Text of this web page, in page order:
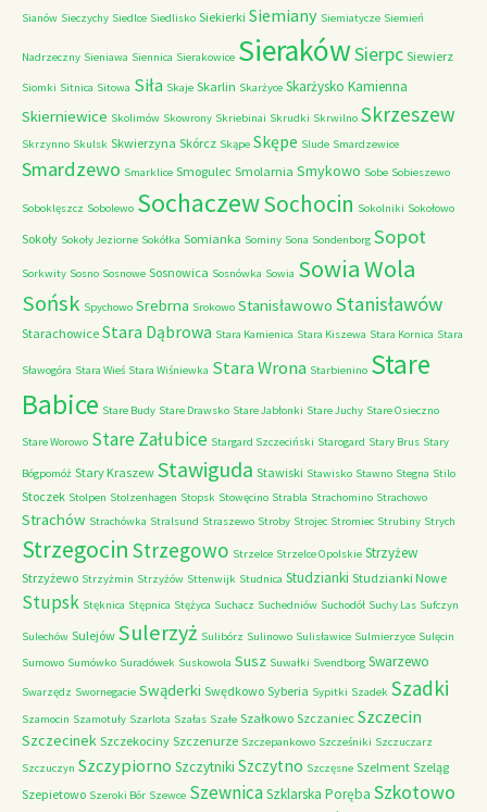
Sianów Sieczychy Siedlce Siedlisko Siekierki Siemiany Siemiatycze Siemień
Nadrzeczny Sieniawa Siennica Sierakowice SierakówSierpc Siewierz
Siomki Sitnica Sitowa Siła Skaje Skarlin Skarżyce Skarżysko Kamienna
Skierniewice Skolimów Skowrony Skriebinai Skrudki Skrwilno Skrzeszew
Skrzynno Skulsk Skwierzyna Skórcz Skąpe Skępe Slude Smardzewice
Smardzewo Smarklice Smogulec Smolarnia Smykowo Sobe Sobieszewo
Soboklęszcz Sobolewo SochaczewSochocin Sokolniki Sokołowo
Sokoły Sokoły Jeziorne Sokółka Somianka Sominy Sona Sondenborg Sopot
Sorkwity Sosno Sosnowe Sosnowica Sosnówka Sowia Sowia Wola
Sońsk Spychowo Srebrna Srokowo Stanisławowo Stanisławów
Starachowice Stara Dąbrowa Stara Kamienica Stara Kiszewa Stara Kornica Stara
Sławogóra Stara Wieś Stara Wiśniewka Stara Wrona Starbienino Stare
Babice Stare Budy Stare Drawsko Stare Jabłonki Stare Juchy Stare Osieczno
Stare Worowo Stare Załubice Stargard Szczeciński Starogard Stary Brus Stary
Bógpomóż Stary Kraszew Stawiguda Stawiski Stawisko Stawno Stegna Stilo
Stoczek Stolpen Stolzenhagen Stopsk Stowęcino Strabla Strachomino Strachowo
Strachów Strachówka Stralsund Straszewo Stroby Strojec Stromiec Strubiny Strych
Strzegocin Strzegowo Strzelce Strzelce Opolskie Strzyżew
Strzyżewo Strzyżmin Strzyżów Sttenwijk Studnica Studzianki Studzianki Nowe
Stupsk Stęknica Stępnica Stężyca Suchacz Suchedniów Suchodół Suchy Las Sufczyn
Sulechów Sulejów Sulerzyż Sulibórz Sulinowo Sulisławice Sulmierzyce Sulęcin
Sumowo Sumówko Suradówek Suskowola Susz Suwałki Svendborg Swarzewo
Swarzędz Swornegacie Swąderki Swędkowo Syberia Sypitki Szadek Szadki
Szamocin Szamotuły Szarlota Szałas Szałe Szałkowo Szczaniec Szczecin
Szczecinek Szczekociny Szczenurze Szczepankowo Szcześniki Szczuczarz
Szczuczyn Szczypiorno Szczytniki Szczytno Szczęsne Szelment Szeląg
Szepietowo Szeroki Bór Szewce SzewnicaSzklarska Poręba Szkotowo